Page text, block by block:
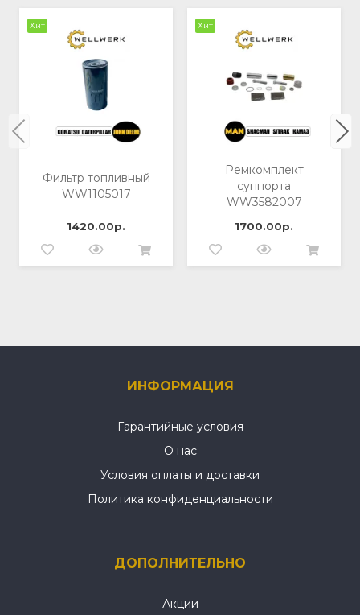
Хит
Фильтр топливный
WW1105017
1420.00р.
Хит
Ремкомплект
суппорта
WW3582007
1700.00р.
ИНФОРМАЦИЯ
Гарантийные условия
О нас
Условия оплаты и доставки
Политика конфиденциальности
ДОПОЛНИТЕЛЬНО
Акции